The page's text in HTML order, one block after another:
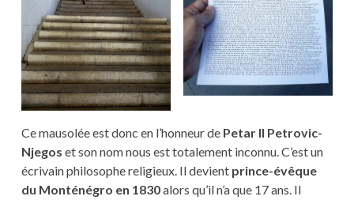
Ce mausolée est donc en l’honneur de Petar II Petrovic-
Njegos et son nom nous est totalement inconnu. C’est un
écrivain philosophe religieux. Il devient prince-évêque
du Monténégro en 1830alors qu’il n’a que 17 ans. Il